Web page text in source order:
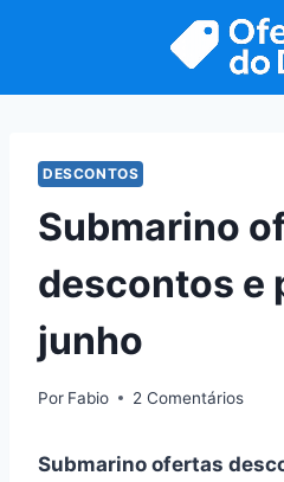
DESCONTOS
Submarino
descontos e
junho
Por Fabio 2 Comentários
Submarino ofertas